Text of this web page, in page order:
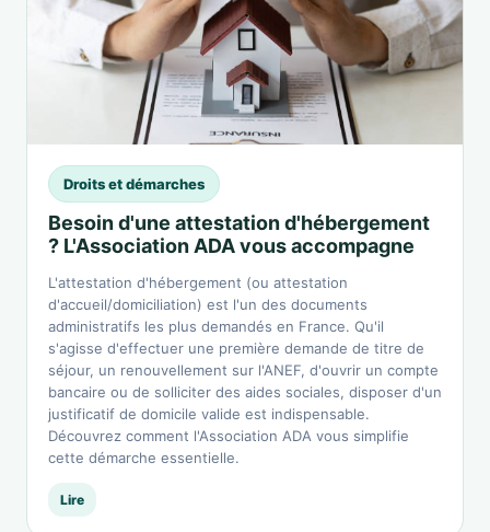
Droits et démarches
Besoin d'une attestation d'hébergement
? L'Association ADA vous accompagne
L'attestation d'hébergement (ou attestation
d'accueil/domiciliation) est l'un des documents
administratifs les plus demandés en France. Qu'il
s'agisse d'effectuer une première demande de titre de
séjour, un renouvellement sur l'ANEF, d'ouvrir un compte
bancaire ou de solliciter des aides sociales, disposer d'un
justificatif de domicile valide est indispensable.
Découvrez comment l'Association ADA vous simplifie
cette démarche essentielle.
Lire